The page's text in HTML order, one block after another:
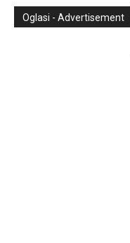
Oglasi - Advertisement